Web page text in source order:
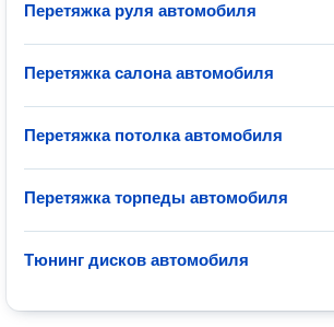
Перетяжка руля автомобиля
Перетяжка салона автомобиля
Перетяжка потолка автомобиля
Перетяжка торпеды автомобиля
Тюнинг дисков автомобиля